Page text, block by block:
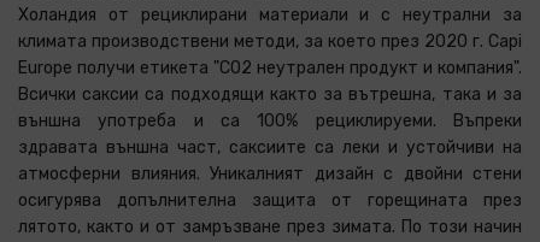
Холандия от рециклирани материали и с неутрални за
климата производствени методи, за което през 2020 г. Capi
Europe получи етикета "CO2 неутрален продукт и компания".
Всички саксии са подходящи както за вътрешна, така и за
външна употреба и са 100% рециклируеми. Въпреки
здравата външна част, саксиите са леки и устойчиви на
атмосферни влияния. Уникалният дизайн с двойни стени
осигурява допълнителна защита от горещината през
лятото, както и от замръзване през зимата. По този начин